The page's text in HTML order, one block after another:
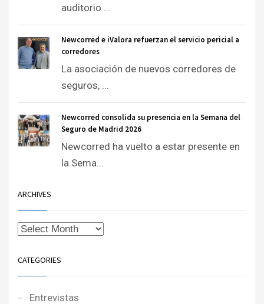
auditorio ...
Newcorred e iValora refuerzan el servicio pericial a
corredores
La asociación de nuevos corredores de
seguros, ...
Newcorred consolida su presencia en la Semana del
Seguro de Madrid 2026
Newcorred ha vuelto a estar presente en
la Sema...
ARCHIVES
CATEGORIES
Entrevistas